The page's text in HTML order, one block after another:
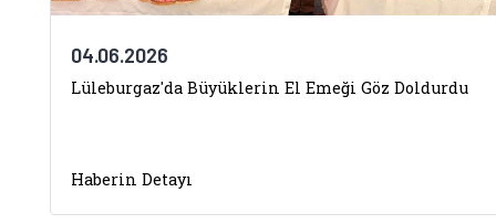
04.06.2026
Lüleburgaz'da Büyüklerin El Emeği Göz Doldurdu
Haberin Detayı